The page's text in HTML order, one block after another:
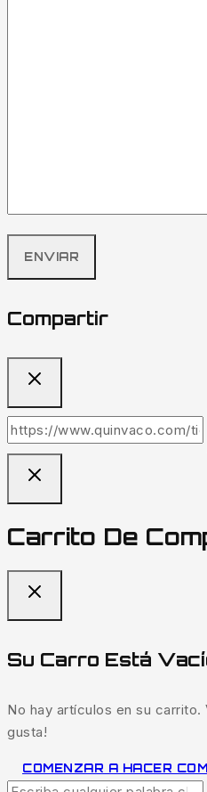
Compartir
Carrito De
Su Carro Está
No hay artículos en su carrito.
gusta!
COMENZAR A HACER